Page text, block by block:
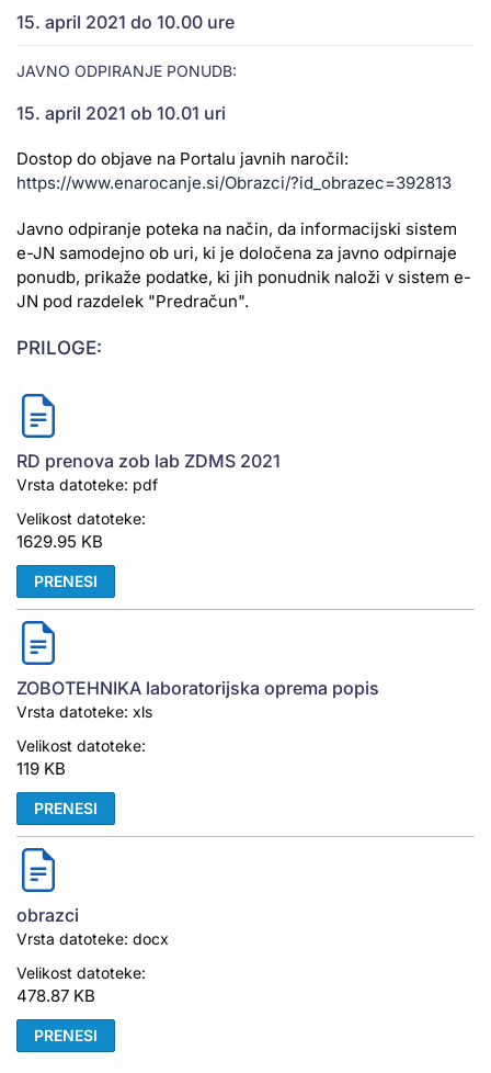
15. april 2021 do 10.00 ure
JAVNO ODPIRANJE PONUDB:
15. april 2021 ob 10.01 uri
Dostop do objave na Portalu javnih naročil:
https://www.enarocanje.si/Obrazci/?id_obrazec=392813
Javno odpiranje poteka na način, da informacijski sistem
e-JN samodejno ob uri, ki je določena za javno odpirnaje
ponudb, prikaže podatke, ki jih ponudnik naloži v sistem e-
JN pod razdelek "Predračun".
PRILOGE:
RD prenova zob lab ZDMS 2021
Vrsta datoteke: pdf
Velikost datoteke:
1629.95 KB
PRENESI
ZOBOTEHNIKA laboratorijska oprema popis
Vrsta datoteke: xls
Velikost datoteke:
119 KB
PRENESI
obrazci
Vrsta datoteke: docx
Velikost datoteke:
478.87 KB
PRENESI